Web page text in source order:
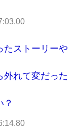
たストーリーや
外れて変だった
？